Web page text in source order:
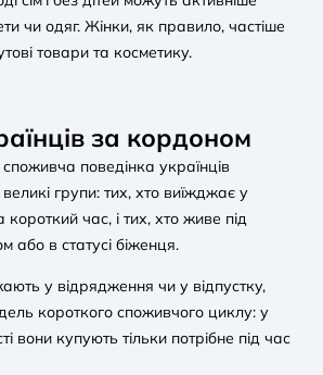
чи одяг. Жінки, як правило, частіше
товари та косметику.
за кордоном
поведінка українців
великі групи: тих, хто виїжджає у
час, і тих, хто живе під
або в статусі біженця.
у відрядження чи у відпустку,
короткого споживчого циклу: у
вони купують тільки потрібне під час